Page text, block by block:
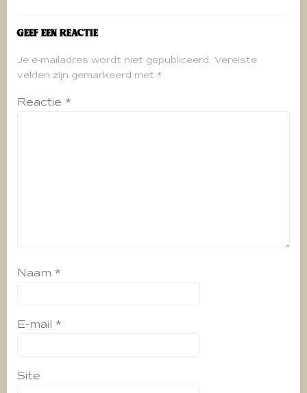
Geef een reactie
Je e-mailadres wordt niet gepubliceerd. Vereiste
velden zijn gemarkeerd met *
Reactie *
Naam *
E-mail *
Site